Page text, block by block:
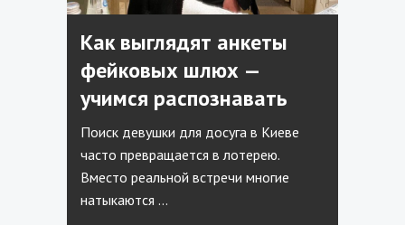
Как выглядят анкеты
фейковых шлюх —
учимся распознавать
Поиск девушки для досуга в Киеве
часто превращается в лотерею.
Вместо реальной встречи многие
натыкаются …